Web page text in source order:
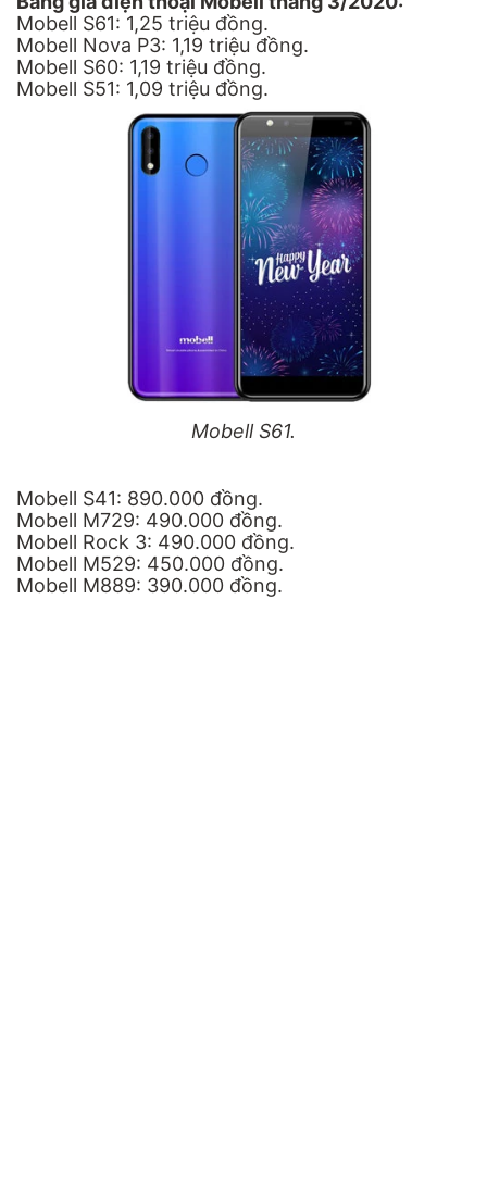
Mobell S61: 1,25 triệu đồng.
Mobell Nova P3: 1,19 triệu đồng.
Mobell S60: 1,19 triệu đồng.
Mobell S51: 1,09 triệu đồng.
Mobell S61.
Mobell S41: 890.000 đồng.
Mobell M729: 490.000 đồng.
Mobell Rock 3: 490.000 đồng.
Mobell M529: 450.000 đồng.
Mobell M889: 390.000 đồng.